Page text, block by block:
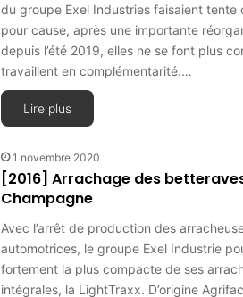
du groupe Exel Industries faisaient tente
pour cause, après une importante
depuis l’été 2019, elles ne se font plus
travaillent en complémentarité.…
Lire plus
1 novembre 2020
[2016] Arrachage des
Champagne
Avec l’arrêt de production des
automotrices, le groupe Exel Industrie
fortement la plus compacte de ses
intégrales, la LightTraxx. D’origine